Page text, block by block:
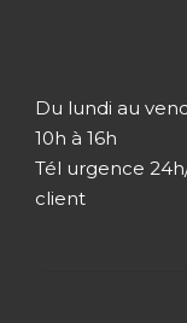
Du lundi au
10h à 16h
Tél urgence
client